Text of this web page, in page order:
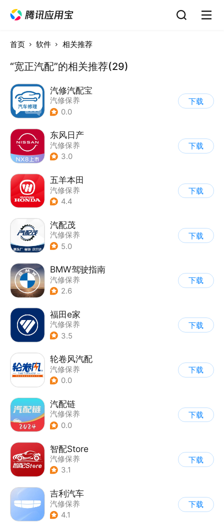
首页 软件 相关推荐
“宽正汽配”的相关推荐(29)
汽修汽配宝
汽修保养
0.0
下载
东风日产
汽修保养
3.0
下载
五羊本田
汽修保养
4.4
下载
汽配茂
汽修保养
5.0
下载
BMW驾驶指南
汽修保养
2.6
下载
福田e家
汽修保养
3.5
下载
轮卷风汽配
汽修保养
0.0
下载
汽配链
汽修保养
0.0
下载
智配Store
汽修保养
3.1
下载
吉利汽车
汽修保养
4.1
下载